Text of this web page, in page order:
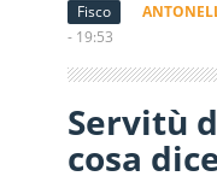
Fisco
- 19:53
Servitù
cosa